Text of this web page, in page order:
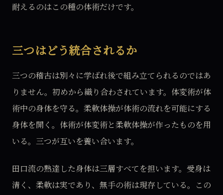
耐えるのはこの種の体術だけです。
三つはどう統合されるか
三つの稽古は別々に学ばれ後で組み立てられるのではあ
りません。初めから織り合わされています。体変術が体
術中の身体を守る。柔軟体操が体術の流れを可能にする
身体を開く。体術が体変術と柔軟体操が作ったものを用
いる。三つが互いを養い合います。
田口流の熟達した身体は三層すべてを担います。受身は
清く、柔軟は実であり、無手の術は現存している。この